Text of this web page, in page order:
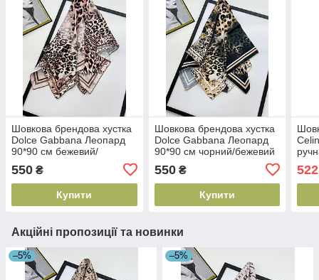
Шовкова брендова хустка
Dolce Gabbana Леопард
90*90 см бежевий/
коричневий ручна обробка
краю
550 ₴
Купити
Шовкова брендова хустка
Dolce Gabbana Леопард
90*90 см чорний/бежевий
550₴
Купити
Акційні пропозиції та новинки
–5% –5%